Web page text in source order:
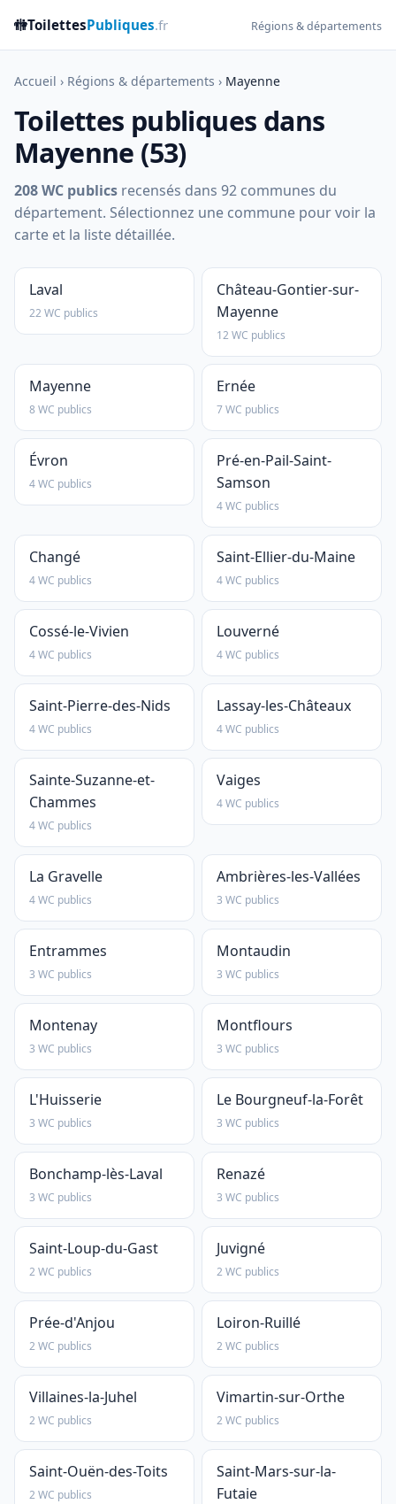
🚻ToilettesPubliques.fr Régions & départements
Accueil › Régions & départements › Mayenne
Toilettes publiques dans
Mayenne (53)
208 WC publics recensés dans 92 communes du
département. Sélectionnez une commune pour voir la
carte et la liste détaillée.
Laval
22 WC publics
Château-Gontier-sur-
Mayenne
12 WC publics
Mayenne
8 WC publics
Ernée
7 WC publics
Évron
4 WC publics
Pré-en-Pail-Saint-
Samson
4 WC publics
Changé
4 WC publics
Saint-Ellier-du-Maine
4 WC publics
Cossé-le-Vivien
4 WC publics
Louverné
4 WC publics
Saint-Pierre-des-Nids
4 WC publics
Lassay-les-Châteaux
4 WC publics
Sainte-Suzanne-et-
Chammes
4 WC publics
Vaiges
4 WC publics
La Gravelle
4 WC publics
Ambrières-les-Vallées
3 WC publics
Entrammes
3 WC publics
Montaudin
3 WC publics
Montenay
3 WC publics
Montflours
3 WC publics
L'Huisserie
3 WC publics
Le Bourgneuf-la-Forêt
3 WC publics
Bonchamp-lès-Laval
3 WC publics
Renazé
3 WC publics
Saint-Loup-du-Gast
2 WC publics
Juvigné
2 WC publics
Prée-d'Anjou
2 WC publics
Loiron-Ruillé
2 WC publics
Villaines-la-Juhel
2 WC publics
Vimartin-sur-Orthe
2 WC publics
Saint-Ouën-des-Toits
2 WC publics
Saint-Mars-sur-la-
Futaie